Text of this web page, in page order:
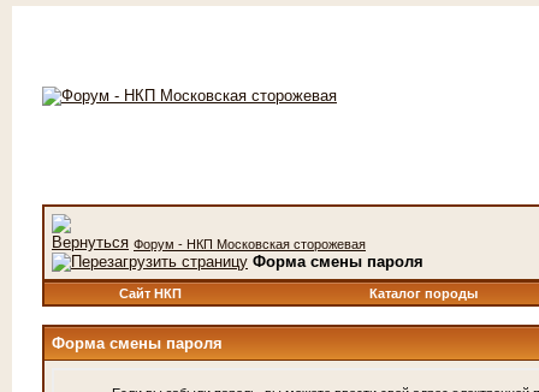
Форум - НКП Московская сторожевая
Форма смены пароля
Сайт НКП Каталог породы
Форма смены пароля